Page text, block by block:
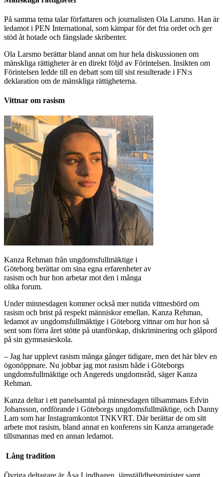
På samma tema talar författaren och journalisten Ola Larsmo. Han är
ledamot i PEN International, som kämpar för det fria ordet och ger
stöd åt hotade och fängslade skribenter.
Ola Larsmo berättar bland annat om hur hela diskussionen om
mänskliga rättigheter är en direkt följd av Förintelsen. Insikten om
Förintelsen ledde till en debatt som till sist resulterade i FN:s
deklaration om de mänskliga rättigheterna.
Vittnar om rasism
Kanza Rehman från ungdomsfullmäktige i
Göteborg berättar om sina egna erfarenheter av
rasism och hur hon arbetar mot den i många
olika forum.
Under minnesdagen kommer också mer nutida vittnesbörd om
rasism och brist på respekt människor emellan. Kanza Rehman,
ledamot av ungdomsfullmäktige i Göteborg vittnar om hur hon så
sent som förra året stötte på utanförskap, diskriminering och glåpord
på sin gymnasieskola.
– Jag har upplevt rasism många gånger tidigare, men det här blev en
ögonöppnare. Nu jobbar jag mot rasism både i Göteborgs
ungdomsfullmäktige och Angereds ungdomsråd, säger Kanza
Rehman.
Kanza deltar i ett panelsamtal på minnesdagen tillsammans Edvin
Johansson, ordförande i Göteborgs ungdomsfullmäktige, och Danny
Lam som har Instagramkontot TNKVRT. Där berättar de om sitt
arbete mot rasism, bland annat en konferens sin Kanza arrangerade
tillsmannas med en annan ledamot.
Lång tradition
Övriga deltagare är Åsa Lindhagen, jämställdhetsminister samt